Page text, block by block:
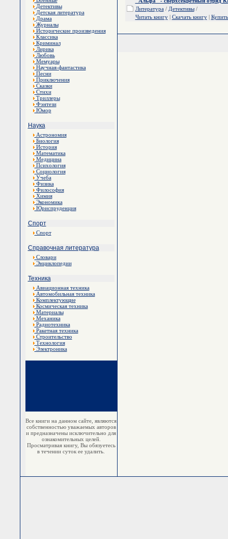
Детективы
Детская литература
Драма
Журналы
Исторические произведения
Классика
Криминал
Лирика
Любовь
Мемуары
Научная-фантастика
Песни
Приключения
Сказки
Стихи
Триллеры
Фэнтези
Юмор
Наука
Астрономия
Биология
История
Математика
Медицина
Психология
Социология
Учеба
Физика
Философия
Химия
Экономика
Юриспруденция
Спорт
Спорт
Справочная литература
Словари
Энциклопедии
Техника
Авиационная техника
Автомобильная техника
Комплектующие
Космическая техника
Материалы
Механика
Радиотехника
Ракетная техника
Строительство
Технология
Электроника
Все книги на данном сайте, являются
собственностью уважаемых авторов
и предназначены исключительно для
ознакомительных целей.
Просматривая книгу, Вы обязуетесь
в течении суток ее удалить.
Литература/ Детективы/
Читать книгу| Скачать книгу| Купить